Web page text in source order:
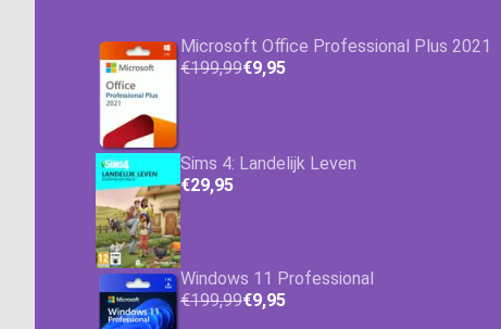
Microsoft Office Professional Plus 2021
€199,99€9,95
Sims 4: Landelijk Leven
€29,95
Windows 11 Professional
€199,99€9,95